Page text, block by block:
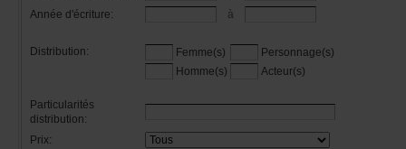
Annéed'écriture:
à
Distribution: Femme(s)
Personnage(s)
Homme(s)
Acteur(s)
Particularités
distribution:
Prix: